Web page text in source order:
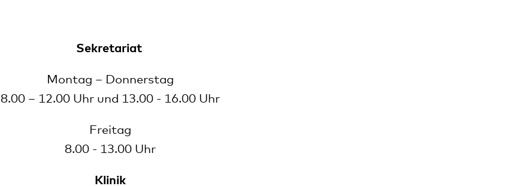
Sekretariat
Montag – Donnerstag
8.00 – 12.00 Uhr und 13.00 - 16.00 Uhr
Freitag
8.00 - 13.00 Uhr
Klinik